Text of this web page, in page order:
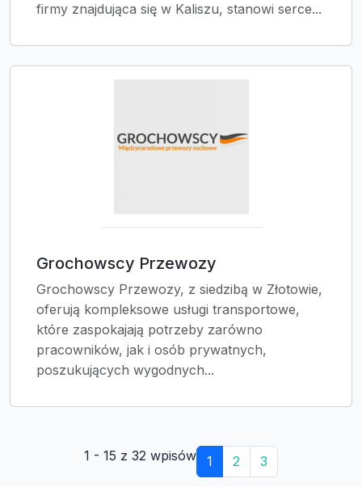
firmy znajdująca się w Kaliszu, stanowi serce...
Grochowscy Przewozy
Grochowscy Przewozy, z siedzibą w Złotowie,
oferują kompleksowe usługi transportowe,
które zaspokajają potrzeby zarówno
pracowników, jak i osób prywatnych,
poszukujących wygodnych...
1 - 15 z 32 wpisów 1 2 3